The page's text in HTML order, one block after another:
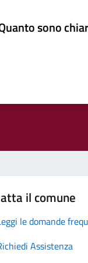
sono
il comune
le domande
Assistenza